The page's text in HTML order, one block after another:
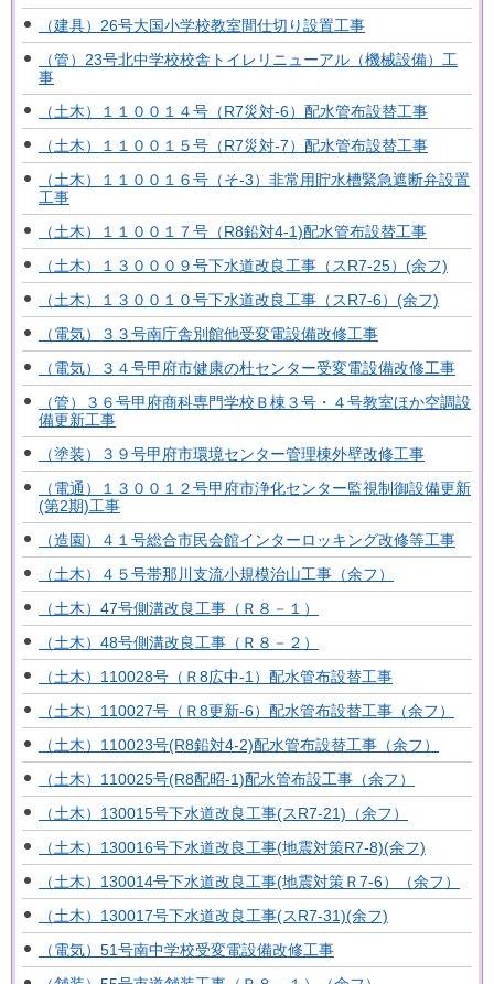
（建具）26号大国小学校教室間仕切り設置工事
（管）23号北中学校校舎トイレリニューアル（機械設備）工
事
（土木）１１００１４号（R7災対-6）配水管布設替工事
（土木）１１００１５号（R7災対-7）配水管布設替工事
（土木）１１００１６号（そ-3）非常用貯水槽緊急遮断弁設置
工事
（土木）１１００１７号（R8鉛対4-1)配水管布設替工事
（土木）１３０００９号下水道改良工事（スR7-25）(余フ)
（土木）１３００１０号下水道改良工事（スR7-6）(余フ)
（電気）３３号南庁舎別館他受変電設備改修工事
（電気）３４号甲府市健康の杜センター受変電設備改修工事
（管）３６号甲府商科専門学校Ｂ棟３号・４号教室ほか空調設
備更新工事
（塗装）３９号甲府市環境センター管理棟外壁改修工事
（電通）１３００１２号甲府市浄化センター監視制御設備更新
(第2期)工事
（造園）４１号総合市民会館インターロッキング改修等工事
（土木）４５号帯那川支流小規模治山工事（余フ）
（土木）47号側溝改良工事（Ｒ８－１）
（土木）48号側溝改良工事（Ｒ８－２）
（土木）110028号（Ｒ8広中-1）配水管布設替工事
（土木）110027号（Ｒ8更新-6）配水管布設替工事（余フ）
（土木）110023号(R8鉛対4-2)配水管布設替工事（余フ）
（土木）110025号(R8配昭-1)配水管布設工事（余フ）
（土木）130015号下水道改良工事(スR7-21)（余フ）
（土木）130016号下水道改良工事(地震対策R7-8)(余フ)
（土木）130014号下水道改良工事(地震対策Ｒ7-6）（余フ）
（土木）130017号下水道改良工事(スR7-31)(余フ)
（電気）51号南中学校受変電設備改修工事